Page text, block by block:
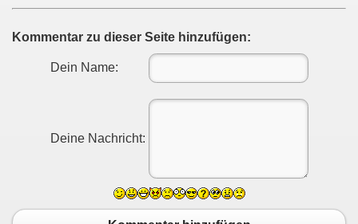
Kommentar zu dieser Seite hinzufügen:
Dein Name:
Deine Nachricht: